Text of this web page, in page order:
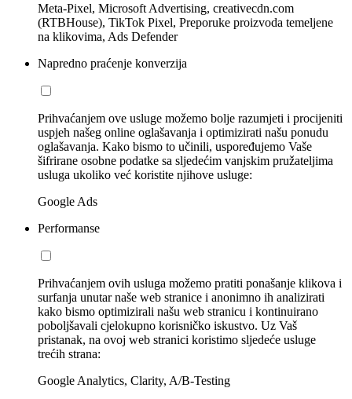
Meta-Pixel, Microsoft Advertising, creativecdn.com
(RTBHouse), TikTok Pixel, Preporuke proizvoda temeljene
na klikovima, Ads Defender
Napredno praćenje konverzija
Prihvaćanjem ove usluge možemo bolje razumjeti i procijeniti
uspjeh našeg online oglašavanja i optimizirati našu ponudu
oglašavanja. Kako bismo to učinili, uspoređujemo Vaše
šifrirane osobne podatke sa sljedećim vanjskim pružateljima
usluga ukoliko već koristite njihove usluge:
Google Ads
Performanse
Prihvaćanjem ovih usluga možemo pratiti ponašanje klikova i
surfanja unutar naše web stranice i anonimno ih analizirati
kako bismo optimizirali našu web stranicu i kontinuirano
poboljšavali cjelokupno korisničko iskustvo. Uz Vaš
pristanak, na ovoj web stranici koristimo sljedeće usluge
trećih strana:
Google Analytics, Clarity, A/B-Testing